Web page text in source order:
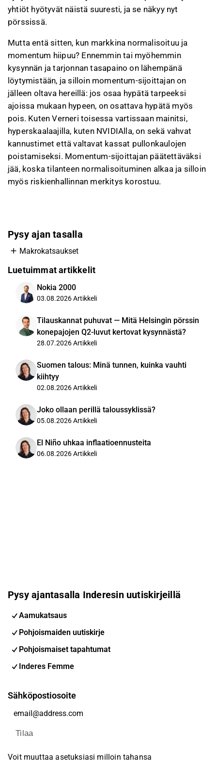
yhtiöt hyötyvät näistä suuresti, ja se näkyy nyt
pörssissä.
Mutta entä sitten, kun markkina normalisoituu ja
momentum hiipuu? Ennemmin tai myöhemmin
kysynnän ja tarjonnan tasapaino on lähempänä
löytymistään, ja silloin momentum-sijoittajan on
jälleen oltava hereillä: jos osaa hypätä tarpeeksi
ajoissa mukaan hypeen, on osattava hypätä myös
pois. Kuten Verneri toisessa vartissaan mainitsi,
hyperskaalaajilla, kuten NVIDIAlla, on sekä vahvat
kannustimet että valtavat kassat pullonkaulojen
poistamiseksi. Momentum-sijoittajan päätettäväksi
jää, koska tilanteen normalisoituminen alkaa ja silloin
myös riskienhallinnan merkitys korostuu.
Pysy ajan tasalla
Makrokatsaukset
Luetuimmat artikkelit
Nokia 2000
03.08.2026Artikkeli
Tilauskannat puhuvat — Mitä Helsingin pörssin
konepajojen Q2-luvut kertovat kysynnästä?
28.07.2026Artikkeli
Suomen talous: Minä tunnen, kuinka vauhti
kiihtyy
02.08.2026Artikkeli
Joko ollaan perillä taloussyklissä?
05.08.2026Artikkeli
El Niño uhkaa inflaatioennusteita
06.08.2026Artikkeli
Pysy ajantasalla Inderesin uutiskirjeillä
Aamukatsaus
Pohjoismaiden uutiskirje
Pohjoismaiset tapahtumat
Inderes Femme
Sähköpostiosoite
Tilaa
Voit muuttaa asetuksiasi milloin tahansa